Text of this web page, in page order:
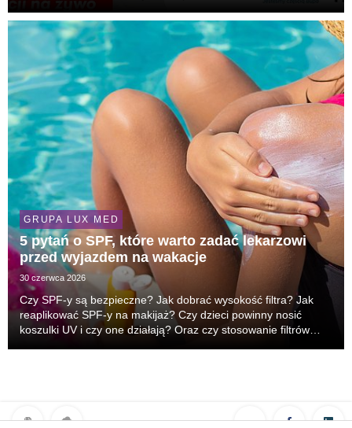
relacje, seksualność, pracę oraz poczucie spr...
GRUPA LUX MED
5 pytań o SPF, które warto zadać lekarzowi
przed wyjazdem na wakacje
30 czerwca 2026
Czy SPF-y są bezpieczne? Jak dobrać wysokość filtra? Jak
reaplikować SPF-y na makijaż? Czy dzieci powinny nosić
koszulki UV i czy one działają? Oraz czy stosowanie filtrów